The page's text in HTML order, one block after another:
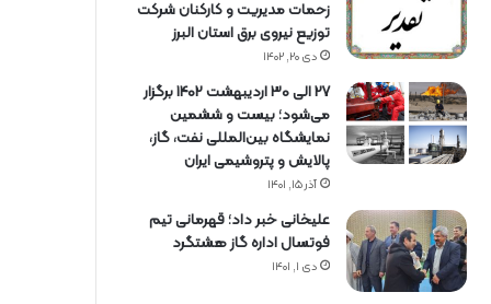
زحمات مدیریت و کارکنان شرکت
توزیع نیروی برق استان البرز
دی ۲۰, ۱۴۰۲
27 الی 30 اردیبهشت 1402 برگزار
می‌شود؛ بیست و ششمین
نمایشگاه بین‌المللی نفت، گاز،
پالایش و پتروشیمی ایران
آذر ۱۵, ۱۴۰۱
علیخانی خبر داد؛ قهرمانی تیم
فوتسال اداره گاز هشتگرد
دی ۱, ۱۴۰۱